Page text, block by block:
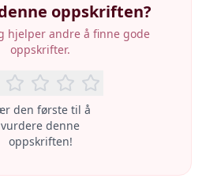
oppskriften?
hjelper andre å finne gode
oppskrifter.
den første til å
vurdere denne
oppskriften!